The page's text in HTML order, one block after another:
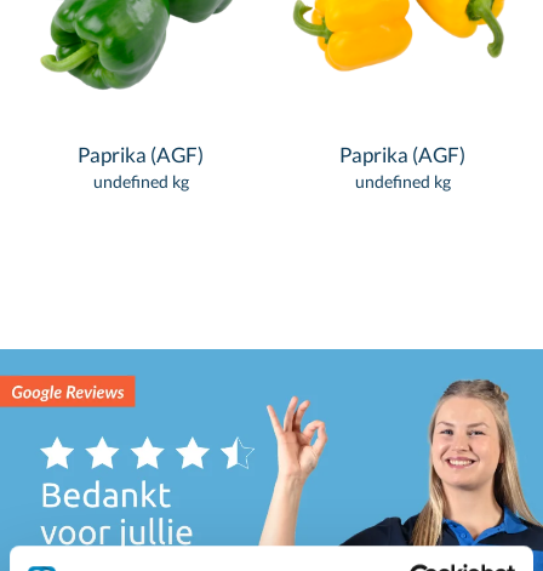
Paprika (AGF)
undefined kg
Paprika (AGF)
undefined kg